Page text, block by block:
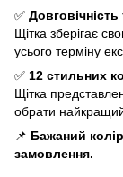
✅
Щітка зберігає
усього терміну
✅ 12 стильних
Щітка
обрати
📌 Бажаний
замовлення.